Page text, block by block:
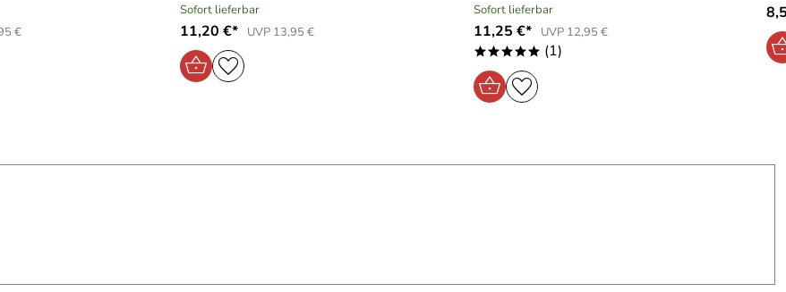
€
Sofort lieferbar
11,20 €* UVP 13,95 €
Sofort lieferbar
11,25 €* UVP 12,95 €
***** (1)